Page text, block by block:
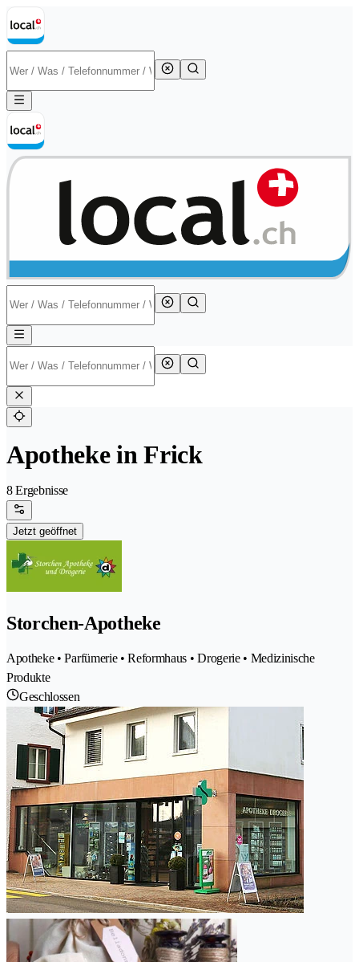
Apotheke in Frick
8 Ergebnisse
Jetzt geöffnet
Storchen-Apotheke
Apotheke • Parfümerie • Reformhaus • Drogerie • Medizinische
Produkte
Geschlossen